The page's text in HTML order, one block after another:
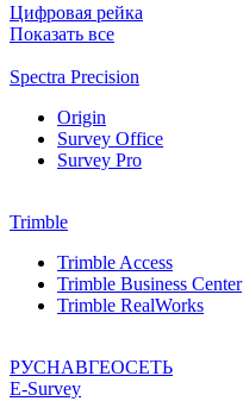
Цифровая рейка
Показать все
Spectra Precision
Origin
Survey Office
Survey Pro
Trimble
Trimble Access
Trimble Business Center
Trimble RealWorks
РУСНАВГЕОСЕТЬ
Е-Survey